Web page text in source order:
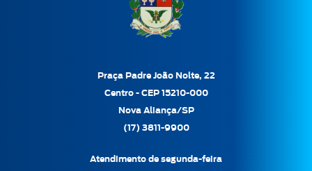
Praça Padre João Nolte, 22
Centro - CEP 15210-000
Nova Aliança/SP
(17) 3811-9900
Atendimento de segunda-feira